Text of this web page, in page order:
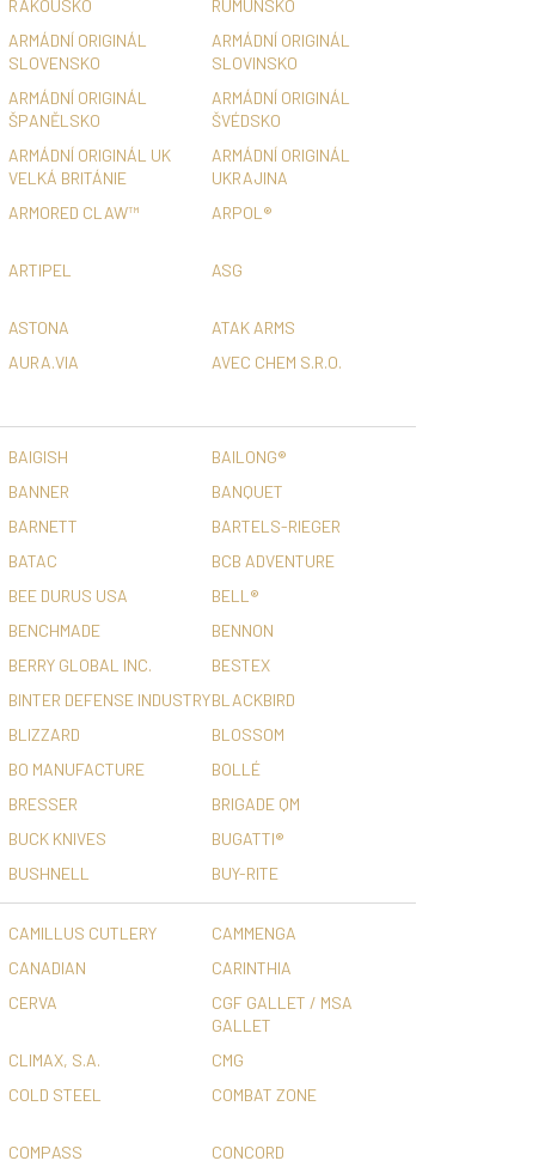
RAKOUSKO
RUMUNSKO
ARMÁDNÍ ORIGINÁL
SLOVENSKO
ARMÁDNÍ ORIGINÁL
SLOVINSKO
ARMÁDNÍ ORIGINÁL
ŠPANĚLSKO
ARMÁDNÍ ORIGINÁL
ŠVÉDSKO
ARMÁDNÍ ORIGINÁL UK
VELKÁ BRITÁNIE
ARMÁDNÍ ORIGINÁL
UKRAJINA
ARMORED CLAW™ ARPOL®
ARTIPEL ASG
ASTONA
ATAK ARMS
AURA.VIA
AVEC CHEM S.R.O.
BAIGISH
BAILONG®
BANNER
BANQUET
BARNETT
BARTELS-RIEGER
BATAC
BCB ADVENTURE
BEE DURUS USA
BELL®
BENCHMADE
BENNON
BERRY GLOBAL INC.
BESTEX
BINTER DEFENSE INDUSTRYBLACKBIRD
BLIZZARD
BLOSSOM
BO MANUFACTURE
BOLLÉ
BRESSER
BRIGADE QM
BUCK KNIVES
BUGATTI®
BUSHNELL BUY-RITE
CAMILLUS CUTLERY
CAMMENGA
CANADIAN
CARINTHIA
CERVA
CGF GALLET / MSA
GALLET
CLIMAX, S.A.
CMG
COLD STEEL COMBAT ZONE
COMPASS
CONCORD